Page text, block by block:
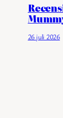
26 juli 2026